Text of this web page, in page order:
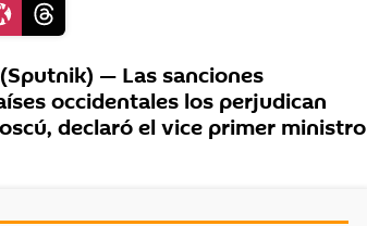
(Sputnik) — Las sanciones
occidentales los perjudican
declaró el vice primer ministro